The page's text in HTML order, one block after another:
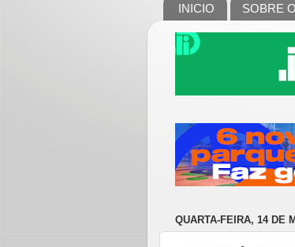
INICIO SOBRE
QUARTA-FEIRA, 14 DE